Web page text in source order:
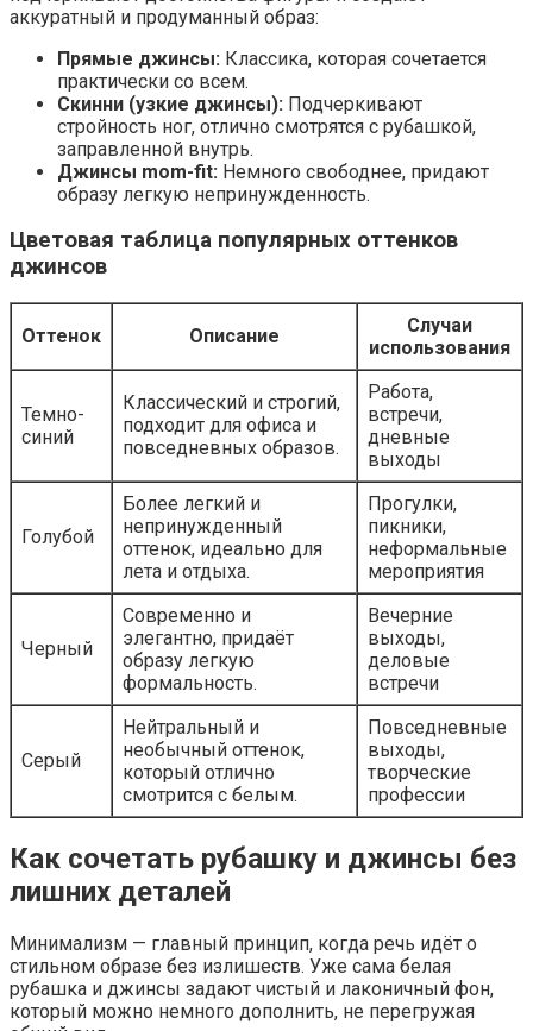
аккуратный и продуманный образ:
Прямые джинсы: Классика, которая сочетается
практически со всем.
Скинни (узкие джинсы): Подчеркивают
стройность ног, отлично смотрятся с рубашкой,
заправленной внутрь.
Джинсы mom-fit: Немного свободнее, придают
образу легкую непринужденность.
Цветовая таблица популярных оттенков
джинсов
Оттенок Описание
Случаи
использования
Темно-
синий
Классический и строгий,
подходит для офиса и
повседневных образов.
Работа,
встречи,
дневные
выходы
Голубой
Более легкий и
непринужденный
оттенок, идеально для
лета и отдыха.
Прогулки,
пикники,
неформальные
мероприятия
Черный
Современно и
элегантно, придаёт
образу легкую
формальность.
Вечерние
выходы,
деловые
встречи
Серый
Нейтральный и
необычный оттенок,
который отлично
смотрится с белым.
Повседневные
выходы,
творческие
профессии
Как сочетать рубашку и джинсы без
лишних деталей
Минимализм — главный принцип, когда речь идёт о
стильном образе без излишеств. Уже сама белая
рубашка и джинсы задают чистый и лаконичный фон,
который можно немного дополнить, не перегружая